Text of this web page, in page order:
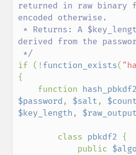
returned in raw binary
encoded otherwise.
derived from the
if (!function_exists(
{
    function
hash_pbkdf2
$password, $salt, $count
$key_length,
        class
pbkdf2 {
            public